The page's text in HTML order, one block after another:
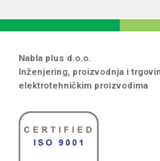
Nabla plus d.o.o.
Inženjering, proizvodnja i
elektrotehničkim proizvodima